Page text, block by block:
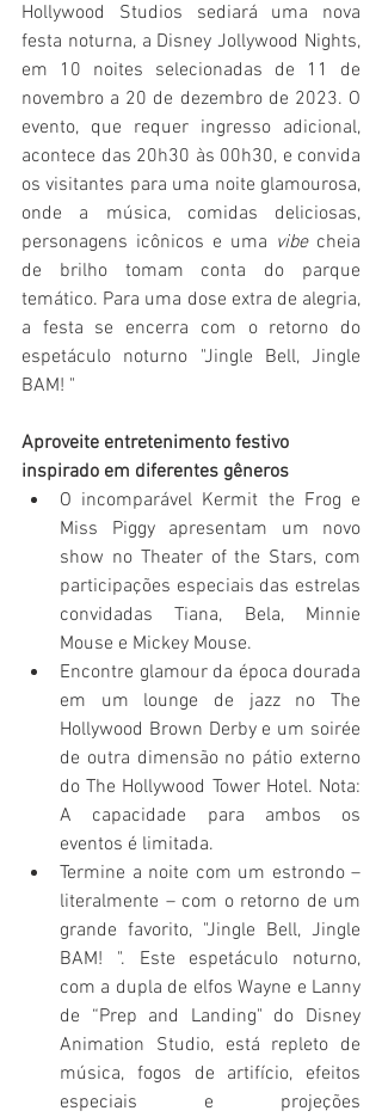
Hollywood Studios sediará uma nova
festa noturna, a Disney Jollywood Nights,
em 10 noites selecionadas de 11 de
novembro a 20 de dezembro de 2023. O
evento, que requer ingresso adicional,
acontece das 20h30 às 00h30, e convida
os visitantes para uma noite glamourosa,
onde a música, comidas deliciosas,
personagens icônicos e uma vibe cheia
de brilho tomam conta do parque
temático. Para uma dose extra de alegria,
a festa se encerra com o retorno do
espetáculo noturno "Jingle Bell, Jingle
BAM! "
Aproveite entretenimento festivo
inspirado em diferentes gêneros
O incomparável Kermit the Frog e
Miss Piggy apresentam um novo
show no Theater of the Stars, com
participações especiais das estrelas
convidadas Tiana, Bela, Minnie
Mouse e Mickey Mouse.
Encontre glamour da época dourada
em um lounge de jazz no The
Hollywood Brown Derby e um soirée
de outra dimensão no pátio externo
do The Hollywood Tower Hotel. Nota:
A capacidade para ambos os
eventos é limitada.
Termine a noite com um estrondo –
literalmente – com o retorno de um
grande favorito, "Jingle Bell, Jingle
BAM! ". Este espetáculo noturno,
com a dupla de elfos Wayne e Lanny
de “Prep and Landing" do Disney
Animation Studio, está repleto de
música, fogos de artifício, efeitos
especiais e projeções